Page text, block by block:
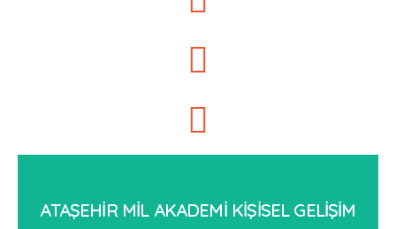
ATAŞEHİR MİL AKADEMİ KİŞİSEL GELİŞİM